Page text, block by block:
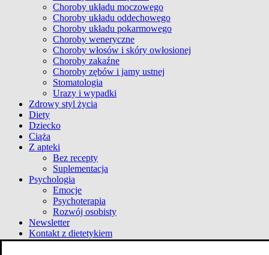
Choroby układu moczowego
Choroby układu oddechowego
Choroby układu pokarmowego
Choroby weneryczne
Choroby włosów i skóry owłosionej
Choroby zakaźne
Choroby zębów i jamy ustnej
Stomatologia
Urazy i wypadki
Zdrowy styl życia
Diety
Dziecko
Ciąża
Z apteki
Bez recepty
Suplementacja
Psychologia
Emocje
Psychoterapia
Rozwój osobisty
Newsletter
Kontakt z dietetykiem